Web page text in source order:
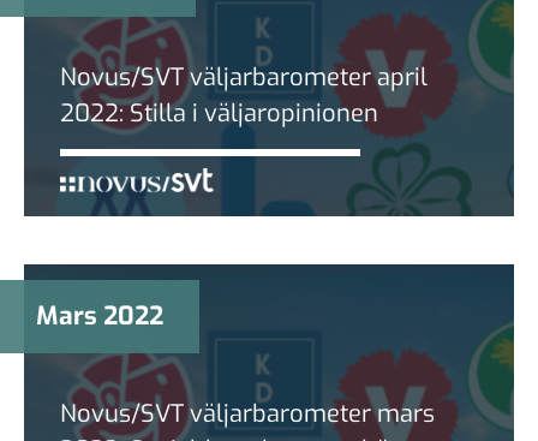
Novus/SVT väljarbarometer april
2022: Stilla i väljaropinionen
Mars 2022
Novus/SVT väljarbarometer mars